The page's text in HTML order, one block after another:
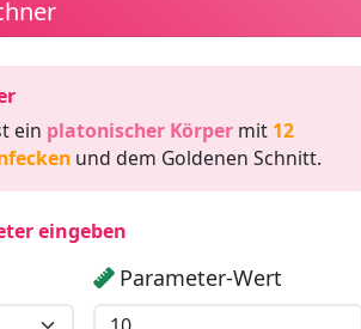
ein platonischer Körpermit 12
und dem Goldenen Schnitt.
eingeben
Parameter-Wert